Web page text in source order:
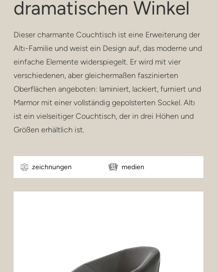
privatsphäre
barhocker
tische
regale
draussen
gesundheitspflege
dramatischen Winkel
Dieser charmante Couchtisch ist eine Erweiterung der
Altı-Familie und weist ein Design auf, das moderne und
einfache Elemente widerspiegelt. Er wird mit vier
verschiedenen, aber gleichermaßen faszinierten
Oberflächen angeboten: laminiert, lackiert, furniert und
Marmor mit einer vollständig gepolsterten Sockel. Altı
ist ein vielseitiger Couchtisch, der in drei Höhen und
Größen erhältlich ist.
zeichnungen medien